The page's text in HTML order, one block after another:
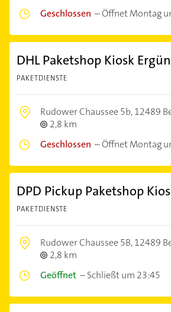
Geschlossen –Öffnet Montag
DHL Paketshop Kiosk Ergün
PAKETDIENSTE
Rudower Chaussee 5b,12489
2,8 km
Geschlossen –Öffnet Montag
DPD Pickup Paketshop
PAKETDIENSTE
Rudower Chaussee 5B,12489
2,8 km
Geöffnet –Schließt um 23:45